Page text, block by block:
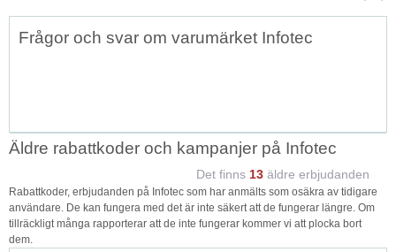
Topp
Frågor och svar om varumärket Infotec
Äldre rabattkoder och kampanjer på Infotec
Det finns 13 äldre erbjudanden
Rabattkoder, erbjudanden på Infotec som har anmälts som osäkra av tidigare
användare. De kan fungera med det är inte säkert att de fungerar längre. Om
tillräckligt många rapporterar att de inte fungerar kommer vi att plocka bort
dem.